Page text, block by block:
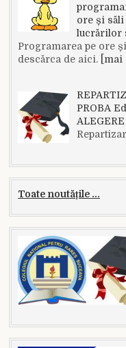
ore și
lucrărilor
Programarea pe ore
descărca de aici. [mai
PROBA
ALEGERE
Toate noutățile ...